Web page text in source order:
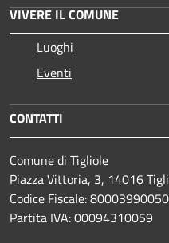
VIVERE IL COMUNE
Luoghi
Eventi
CONTATTI
Comune di Tigliole
Piazza Vittoria, 3, 14016
Codice Fiscale: 80003990050
Partita IVA: 00094310059